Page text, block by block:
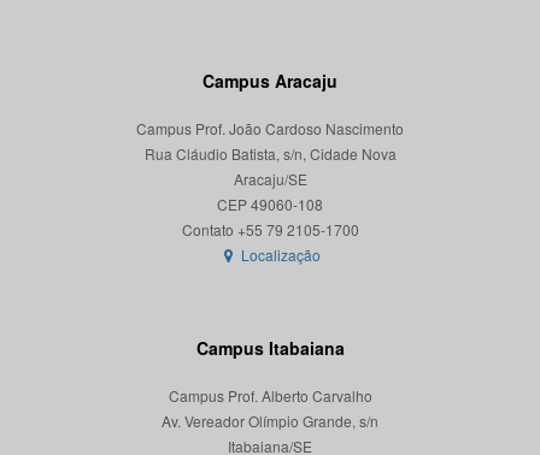
Campus Aracaju
Campus Prof. João Cardoso Nascimento
Rua Cláudio Batista, s/n, Cidade Nova
Aracaju/SE
CEP 49060-108
Localização
Campus Itabaiana
Campus Prof. Alberto Carvalho
Av. Vereador Olímpio Grande, s/n
Itabaiana/SE